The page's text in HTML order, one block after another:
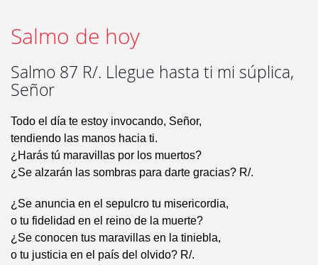
Salmo de hoy
Salmo 87 R/. Llegue hasta ti mi súplica,
Señor
Todo el día te estoy invocando, Señor,
tendiendo las manos hacia ti.
¿Harás tú maravillas por los muertos?
¿Se alzarán las sombras para darte gracias? R/.
¿Se anuncia en el sepulcro tu misericordia,
o tu fidelidad en el reino de la muerte?
¿Se conocen tus maravillas en la tiniebla,
o tu justicia en el país del olvido? R/.